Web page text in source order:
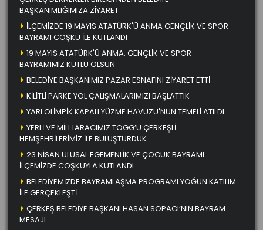
BAŞKANIMLIĞIMIZA ZİYARET
İLÇEMİZDE 19 MAYIS ATATÜRK'Ü ANMA GENÇLİK VE SPOR
BAYRAMI COŞKU İLE KUTLANDI
19 MAYIS ATATÜRK'Ü ANMA, GENÇLİK VE SPOR
BAYRAMIMIZ KUTLU OLSUN
BELEDİYE BAŞKANIMIZ PAZAR ESNAFINI ZİYARET ETTİ
KİLİTLİ PARKE YOL ÇALIŞMALARIMIZI BAŞLATTIK
YARI OLİMPİK KAPALI YÜZME HAVUZU'NUN TEMELİ ATILDI
YERLİ VE MİLLİ ARACIMIZ TOGG’U ÇERKEŞLİ
HEMŞEHRİLERİMİZ İLE BULUŞTURDUK
23 NİSAN ULUSAL EGEMENLİK VE ÇOCUK BAYRAMI
İLÇEMİZDE COŞKUYLA KUTLANDI
BELEDİYEMİZDE BAYRAMLAŞMA PROGRAMI YOĞUN KATILIM
İLE GERÇEKLEŞTİ
ÇERKEŞ BELEDİYE BAŞKANI HASAN SOPACI’NIN BAYRAM
MESAJI